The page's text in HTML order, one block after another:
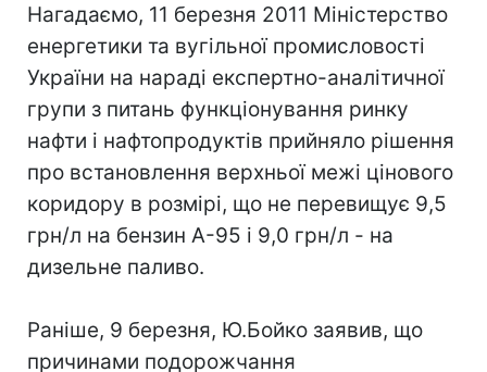
Нагадаємо, 11 березня 2011 Міністерство
енергетики та вугільної промисловості
України на нараді експертно-аналітичної
групи з питань функціонування ринку
нафти і нафтопродуктів прийняло рішення
про встановлення верхньої межі цінового
коридору в розмірі, що не перевищує 9,5
грн/л на бензин А-95 і 9,0 грн/л - на
дизельне паливо.
Раніше, 9 березня, Ю.Бойко заявив, що
причинами подорожчання